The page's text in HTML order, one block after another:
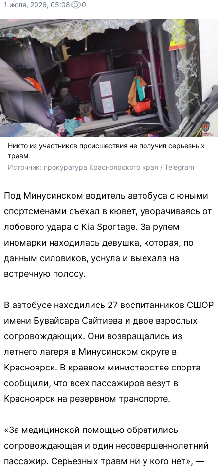
1 июля, 2026, 05:08 0
Никто из участников происшествия не получил серьезных
травм
Источник: прокуратура Красноярского края / Telegram
Под Минусинском водитель автобуса с юными
спортсменами съехал в кювет, уворачиваясь от
лобового удара с Kia Sportage. За рулем
иномарки находилась девушка, которая, по
данным силовиков, уснула и выехала на
встречную полосу.
В автобусе находились 27 воспитанников СШОР
имени Бувайсара Сайтиева и двое взрослых
сопровождающих. Они возвращались из
летнего лагеря в Минусинском округе в
Красноярск. В краевом министерстве спорта
сообщили, что всех пассажиров везут в
Красноярск на резервном транспорте.
«За медицинской помощью обратились
сопровождающая и один несовершеннолетний
пассажир. Серьезных травм ни у кого нет», —